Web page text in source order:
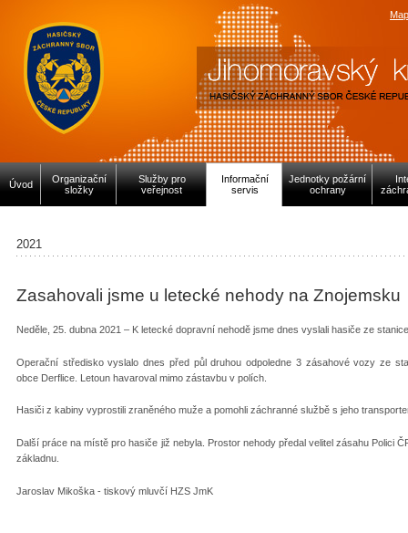
Úvod
Organizační
složky
Služby pro
veřejnost
Informační
servis
Jednotky požární
ochrany
2021
Zasahovali jsme u letecké nehody na Znojemsku
Neděle, 25. dubna 2021 – K letecké dopravní nehodě jsme dnes vyslali hasiče ze
Operační středisko vyslalo dnes před půl druhou odpoledne 3 zásahové vozy ze
obce Derflice. Letoun havaroval mimo zástavbu v polích.
Hasiči z kabiny vyprostili zraněného muže a pomohli záchranné službě s jeho
Další práce na místě pro hasiče již nebyla. Prostor nehody předal velitel zásahu Polici
základnu.
Jaroslav Mikoška - tiskový mluvčí HZS JmK